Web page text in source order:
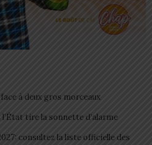
à deux gros morceaux
tire la sonnette d’alarme
consultez la liste officielle des